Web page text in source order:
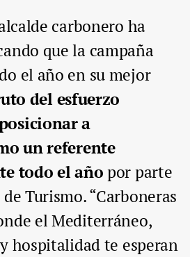
carbonero ha
que la campaña
el año en su mejor
del esfuerzo
a
un referente
todo el añopor parte
Turismo. “Carboneras
el Mediterráneo,
hospitalidad te esperan